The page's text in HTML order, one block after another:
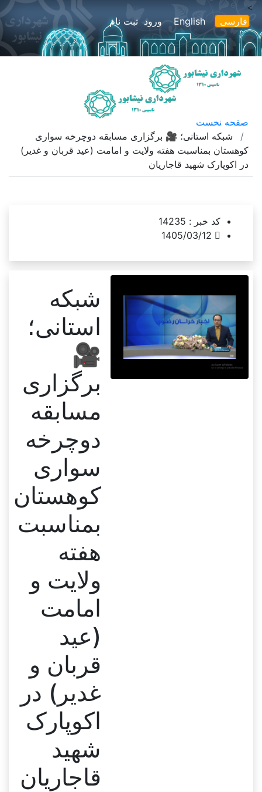
>
فارسی
English ورود ثبت نام
امروز۱۴۰۵/۰۵/۱۷ گاهشمار خورشیدی |
صفحه نخست
شبکه استانی؛ 🎥 برگزاری مسابقه دوچرخه سواری
کوهستان بمناسبت هفته ولایت و امامت (عید قربان و غدیر)
در اکوپارک شهید قاجاریان
کد خبر : 14235
1405/03/12
شبکه
استانی؛
🎥
برگزاری
مسابقه
دوچرخه
سواری
کوهستان
بمناسبت
هفته
ولایت و
امامت
(عید
قربان و
غدیر) در
اکوپارک
شهید
قاجاریان